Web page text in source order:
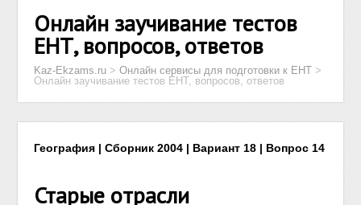
Онлайн заучивание тестов
ЕНТ, вопросов, ответов
Kaz-Ekzams.ru >Онлайн сервисы для подготовки к ЕНТ >
Онлайн заучивание тестов ЕНТ, вопросов, ответов
География | Сборник 2004 | Вариант 18 | Вопрос 14
Старые отрасли